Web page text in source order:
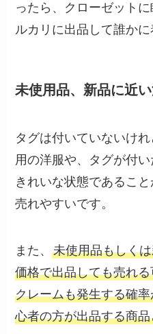
ったら、クローゼット
ルカリに出品して誰かに
未使用品、新品に近
タグは付いていないけ
用の洋服や、タグが付
きれいな状態であるこ
売れやすいです。
また、未使用品もしく
価格で出品しても売れ
クレームも発生する確
心者の方が出品する商